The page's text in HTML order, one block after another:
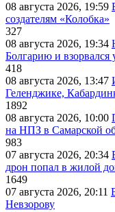
08 августа 2026, 19:59
создателям «Колобка»
327
08 августа 2026, 19:34
Болгарию и взорвался
418
08 августа 2026, 13:47
Геленджике,
1892
08 августа 2026, 10:00
на НПЗ в Самарской
983
07 августа 2026, 20:34
дрон попал в жилой
1649
07 августа 2026, 20:11
Невзорову